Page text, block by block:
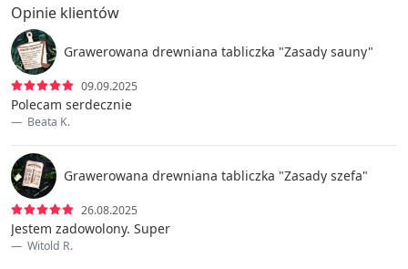
Opinie klientów
Grawerowana drewniana tabliczka "Zasady sauny"
09.09.2025
Polecam serdecznie
Beata K.
Grawerowana drewniana tabliczka "Zasady szefa"
26.08.2025
Jestem zadowolony. Super
Witold R.